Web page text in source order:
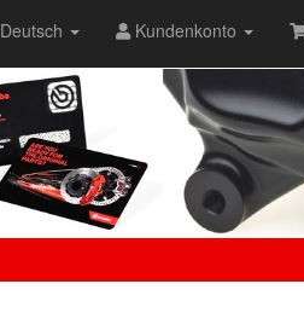
Deutsch Kundenkonto